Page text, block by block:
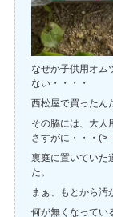
なぜか子供用オム
ない・・・・
西松屋で買ったん
その脇には、大
さすがに・・・
裏庭に置いていた
た。
まぁ、もとから汚
何が無くなってい